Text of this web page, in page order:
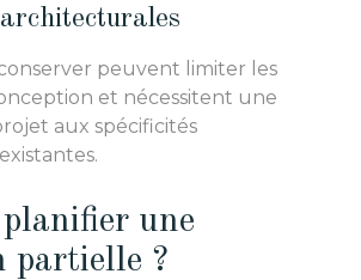
peuvent limiter les
et nécessitent une
aux spécificités
une
partielle ?